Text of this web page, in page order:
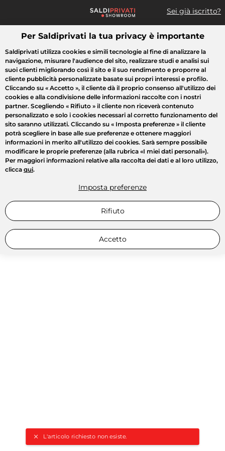
Sei già iscritto?
Cosa cerchi?
L'articolo richiesto non esiste.
Tutte le vendite Moda Casa Bellezza Elettrodomestici
Per Saldiprivati la tua privacy è importante
Saldiprivati utilizza cookies e simili tecnologie al fine di analizzare la
navigazione, misurare l'audience del sito, realizzare studi e analisi sui
suoi clienti migliorando così il sito e il suo rendimento e proporre al
cliente pubblicità personalizzate basate sui propri interessi e profilo.
Cliccando su « Accetto », il cliente dà il proprio consenso all'utilizzo dei
cookies e alla condivisione delle informazioni raccolte con i nostri
partner. Scegliendo « Rifiuto » il cliente non riceverà contenuto
personalizzato e solo i cookies necessari al corretto funzionamento del
sito saranno utilizzati. Cliccando su « Imposta preferenze » il cliente
potrà scegliere in base alle sue preferenze e ottenere maggiori
informazioni in merito all'utilizzo dei cookies. Sarà sempre possibile
modificare le proprie preferenze (alla rubrica «I miei dati personali»).
Per maggiori informazioni relative alla raccolta dei dati e al loro utilizzo,
clicca qui.
Imposta preferenze
Rifiuto
Accetto